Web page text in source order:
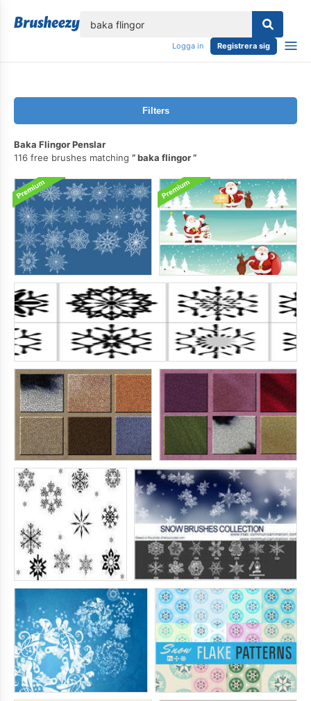
Logga in Registrera sig
Filters
Baka Flingor Penslar
116 free brushes matching
baka flingor